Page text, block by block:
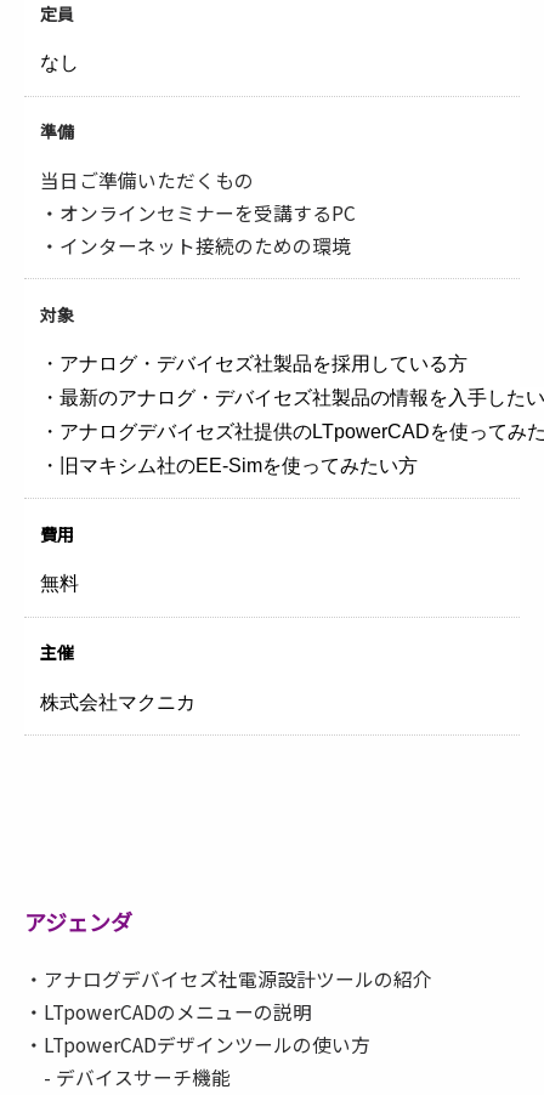
定員
なし
準備
当日ご準備いただくもの
・オンラインセミナーを受講するPC
・インターネット接続のための環境
対象
・アナログ・デバイセズ社製品を採用している方
・最新のアナログ・デバイセズ社製品の情報を入手した
・ アナログデバイセズ社提供のLTpowerCADを使ってみ
・
旧マキシム社のEE-Simを使ってみたい方
費用
無料
主催
株式会社マクニカ
アジェンダ
・アナログデバイセズ社電源設計ツールの紹介
・LTpowerCADのメニューの説明
・LTpowerCADデザインツールの使い方
- デバイスサーチ機能